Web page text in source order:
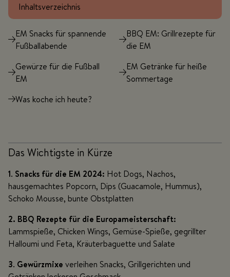
Inhaltsverzeichnis
EM Snacks für spannende
Fußballabende
BBQ EM: Grillrezepte für
die EM
Gewürze für die Fußball
EM
EM Getränke für heiße
Sommertage
Was koche ich heute?
Das Wichtigste in Kürze
1. Snacks für die EM 2024: Hot Dogs, Nachos,
hausgemachtes Popcorn, Dips (Guacamole, Hummus),
Schoko Mousse, bunte Obstplatten
2. BBQ Rezepte für die Europameisterschaft:
Lammspieße, Chicken Wings, Gemüse-Spieße, gegrillter
Halloumi und Feta, Kräuterbaguette und Salate
3. Gewürzmixe verleihen Snacks, Grillgerichten und